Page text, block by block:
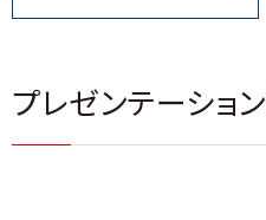
プレゼンテーショ